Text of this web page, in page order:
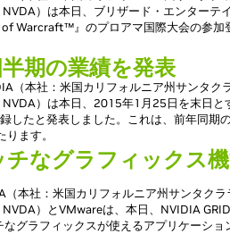
）は本日、ブリザード・エンターテ
Warcraft™』のプロアマ国際大会の参加
期の業績を発表
（本社：米国カリフォルニア州サンタク
）は本日、2015年1月25日を末日と
したと発表しました。これは、前年同期
ます。
なグラフィックス
本社：米国カリフォルニア州サンタクラ
）とVMwareは、本日、NVIDIA
グラフィックスが使えるアプリケーショ